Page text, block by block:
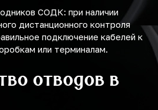
СОДК: при наличии
дистанционного контроля
подключение кабелей к
или терминалам.
отводов в